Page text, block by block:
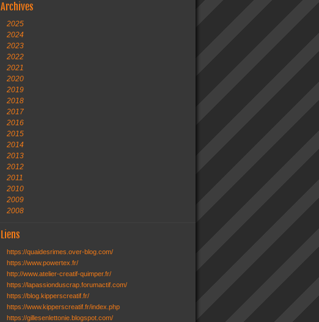
Archives
2025
2024
2023
2022
2021
2020
2019
2018
2017
2016
2015
2014
2013
2012
2011
2010
2009
2008
Liens
https://quaidesrimes.over-blog.com/
https://www.powertex.fr/
http://www.atelier-creatif-quimper.fr/
https://lapassionduscrap.forumactif.com/
https://blog.kipperscreatif.fr/
https://www.kipperscreatif.fr/index.php
https://gillesenlettonie.blogspot.com/